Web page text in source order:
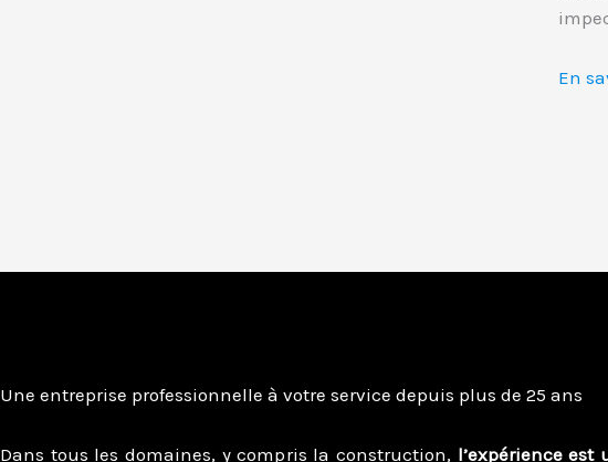
En
Une entreprise professionnelle à votre service depuis plus de 25 ans
Dans tous les domaines, y compris la construction, l’expérience est